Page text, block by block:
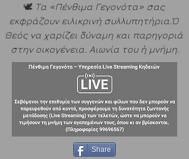
🕊️ Τα «Πένθιμα Γεγονότα» σας
εκφράζουν ειλικρινή συλλυπητήρια.Ὁ
Θεός να χαρίζει δύναμη και παρηγοριά
στην οικογένεια. Αιωνία του ἡ μνήμη.
Share